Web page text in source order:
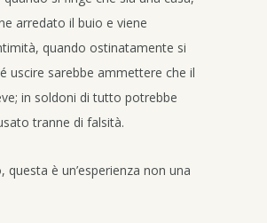
arredato il buio e viene
quando ostinatamente si
uscire sarebbe ammettere che il
in soldoni di tutto potrebbe
tranne di falsità.
questa è un’esperienza non una